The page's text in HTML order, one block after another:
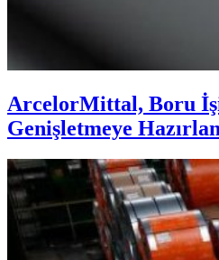
ArcelorMittal, Boru
Genişletmeye